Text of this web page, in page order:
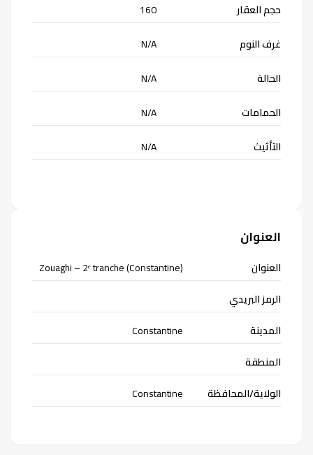
حجم العقار
160
الحالة N/A
غرف النوم N/A
الحمامات
N/A
التأثيث
N/A
العنوان
العنوان
Zouaghi – 2ᵉ tranche (Constantine)
الرمز البريدي
المدينة
Constantine
المنطقة
الولاية/المحافظة
Constantine